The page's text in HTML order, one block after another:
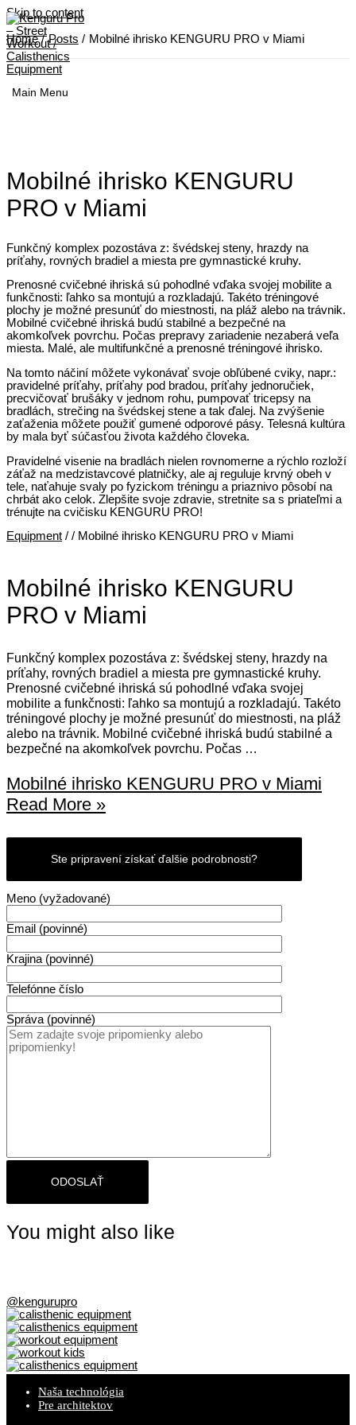
Skip to content
Main Menu
Home Posts Mobilné ihrisko KENGURU PRO v Miami
Mobilné ihrisko KENGURU
PRO v Miami
Funkčný komplex pozostáva z: švédskej steny, hrazdy na
príťahy, rovných bradiel a miesta pre gymnastické kruhy.
Prenosné cvičebné ihriská sú pohodlné vďaka svojej mobilite a
funkčnosti: ľahko sa montujú a rozkladajú. Takéto tréningové
plochy je možné presunúť do miestnosti, na pláž alebo na trávnik.
Mobilné cvičebné ihriská budú stabilné a bezpečné na
akomkoľvek povrchu. Počas prepravy zariadenie nezaberá veľa
miesta. Malé, ale multifunkčné a prenosné tréningové ihrisko.
Na tomto náčiní môžete vykonávať svoje obľúbené cviky, napr.:
pravidelné príťahy, príťahy pod bradou, príťahy jednoručiek,
precvičovať brušáky v jednom rohu, pumpovať tricepsy na
bradlách, strečing na švédskej stene a tak ďalej. Na zvýšenie
zaťaženia môžete použiť gumené odporové pásy. Telesná kultúra
by mala byť súčasťou života každého človeka.
Pravidelné visenie na bradlách nielen rovnomerne a rýchlo rozloží
záťaž na medzistavcové platničky, ale aj reguluje krvný obeh v
tele, naťahuje svaly po fyzickom tréningu a priaznivo pôsobí na
chrbát ako celok. Zlepšite svoje zdravie, stretnite sa s priateľmi a
trénujte na cvičisku KENGURU PRO!
Equipment / / Mobilné ihrisko KENGURU PRO v Miami
Mobilné ihrisko KENGURU
PRO v Miami
Funkčný komplex pozostáva z: švédskej steny, hrazdy na
príťahy, rovných bradiel a miesta pre gymnastické kruhy.
Prenosné cvičebné ihriská sú pohodlné vďaka svojej
mobilite a funkčnosti: ľahko sa montujú a rozkladajú. Takéto
tréningové plochy je možné presunúť do miestnosti, na pláž
alebo na trávnik. Mobilné cvičebné ihriská budú stabilné a
bezpečné na akomkoľvek povrchu. Počas …
Mobilné ihrisko KENGURU PRO v Miami
Read More »
Ste pripravení získať ďalšie podrobnosti?
Meno (vyžadované)
Email (povinné)
Krajina (povinné)
Telefónne číslo
Správa (povinné)
You might also like
@kengurupro
Naša technológia
Pre architektov